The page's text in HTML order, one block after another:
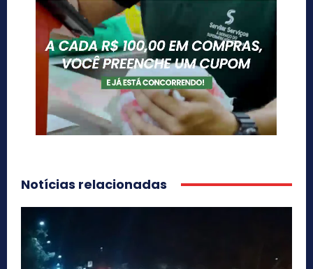
Notícias relacionadas